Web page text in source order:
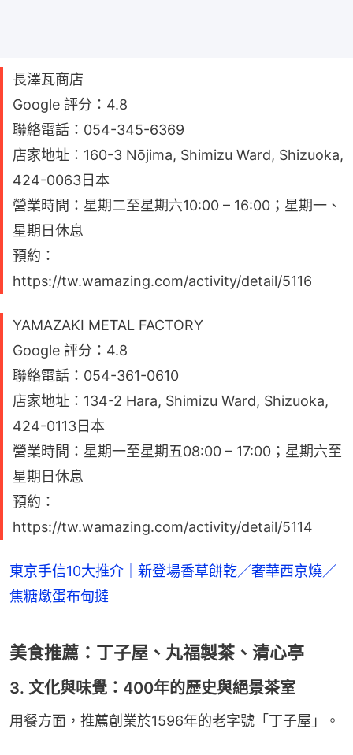
長澤瓦商店
Google 評分：4.8
聯絡電話：054-345-6369
店家地址：160-3 Nōjima, Shimizu Ward, Shizuoka,
424-0063日本
營業時間：星期二至星期六10:00 – 16:00；星期一、
星期日休息
預約：
https://tw.wamazing.com/activity/detail/5116
YAMAZAKI METAL FACTORY
Google 評分：4.8
聯絡電話：054-361-0610
店家地址：134-2 Hara, Shimizu Ward, Shizuoka,
424-0113日本
營業時間：星期一至星期五08:00 – 17:00；星期六至
星期日休息
預約：
https://tw.wamazing.com/activity/detail/5114
東京手信10大推介｜新登場香草餅乾／奢華西京燒／
焦糖燉蛋布甸撻
美食推薦：丁子屋、丸福製茶、清心亭
3. 文化與味覺：400年的歷史與絕景茶室
用餐方面，推薦創業於1596年的老字號「丁子屋」。